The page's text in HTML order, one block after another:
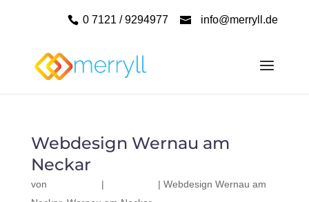
0 7121 / 9294977 info@merryll.de
Webdesign Wernau am
Neckar
von | | Webdesign Wernau am